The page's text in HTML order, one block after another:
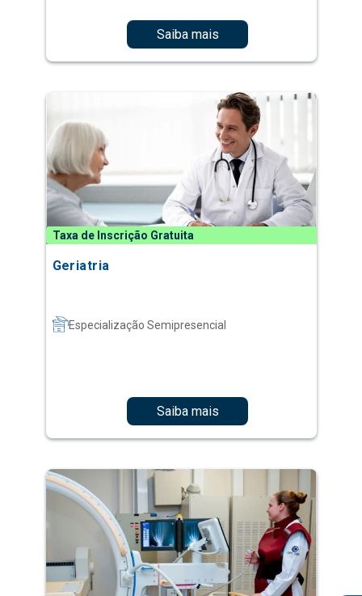
Saiba mais
Taxa de Inscrição Gratuita
Geriatria
Especialização Semipresencial
Saiba mais